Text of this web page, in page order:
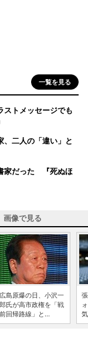
一覧を見る
トメッセージでも
二人の「違い」と
家だった 『死ぬほ
画像で見る
広島原爆の日、小沢一
郎氏が高市政権を「戦
前回帰路線」と...